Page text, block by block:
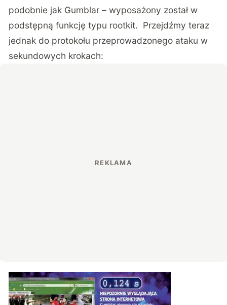
podobnie jak Gumblar – wyposażony został w
podstępną funkcję typu rootkit. Przejdźmy teraz
jednak do protokołu przeprowadzonego ataku w
sekundowych krokach: